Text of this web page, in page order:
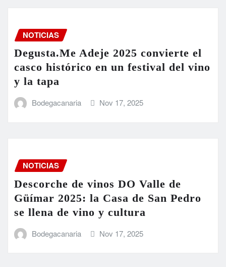
NOTICIAS
Degusta.Me Adeje 2025 convierte el
casco histórico en un festival del vino
y la tapa
Bodegacanaria Nov 17, 2025
NOTICIAS
Descorche de vinos DO Valle de
Güímar 2025: la Casa de San Pedro
se llena de vino y cultura
Bodegacanaria Nov 17, 2025